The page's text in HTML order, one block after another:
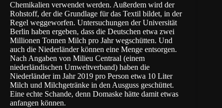
Chemikalien verwendet werden. Außerdem wird der
Rohstoff, der die Grundlage für das Textil bildet, in der
Regel weggeworfen. Untersuchungen der Universität
Berlin haben ergeben, dass die Deutschen etwa zwei
Millionen Tonnen Milch pro Jahr wegschütten. Und
auch die Niederländer können eine Menge entsorgen.
Nach Angaben von Milieu Centraal (einem
niederländischen Umweltverband) haben die
Niederländer im Jahr 2019 pro Person etwa 10 Liter
Milch und Milchgetränke in den Ausguss geschüttet.
Eine echte Schande, denn Domaske hätte damit etwas
anfangen können.